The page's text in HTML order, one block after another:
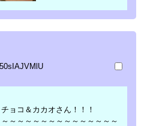
ョコ＆カカオさん！！！
～～～～～～～～～～～～～～